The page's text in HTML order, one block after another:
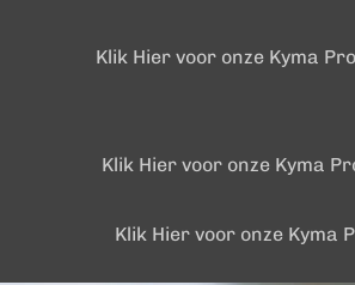
Klik Hier voor onze Kyma
Klik Hier voor onze Kyma
Klik Hier voor onze Kyma